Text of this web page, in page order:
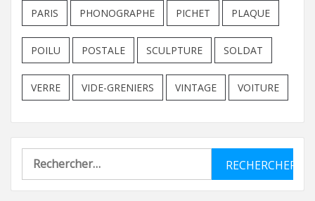
PARIS PHONOGRAPHE PICHET PLAQUE
POILU POSTALE SCULPTURE SOLDAT
VERRE VIDE-GRENIERS VINTAGE VOITURE
Rechercher :